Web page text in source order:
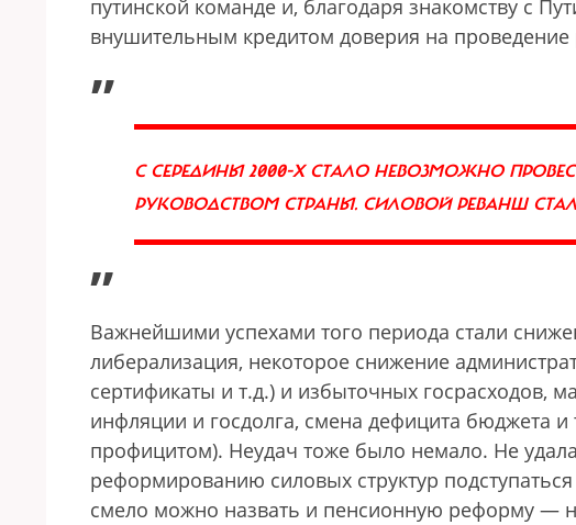
путинской команде и, благодаря знакомству с
внушительным кредитом доверия на
„
С СЕРЕДИНЫ 2000-Х СТАЛО НЕВОЗМОЖНО
РУКОВОДСТВОМ СТРАНЫ. СИЛОВОЙ РЕВАНШ
”
Важнейшими успехами того периода стали
либерализация, некоторое снижение
сертификаты и т.д.) и избыточных госрасходов,
инфляции и госдолга, смена дефицита бюджета и
профицитом). Неудач тоже было немало. Не
реформированию силовых структур
смело можно назвать и пенсионную реформу —